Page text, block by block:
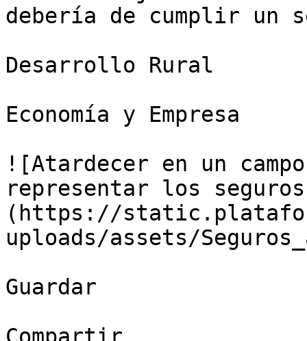
debería de cumplir un
Desarrollo Rural
Economía y Empresa
![Atardecer en un
representar los
(https://
uploads/assets/
Guardar